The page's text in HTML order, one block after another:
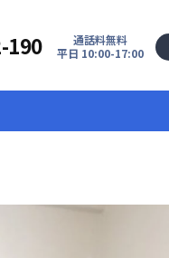
190
通話料無料
平日 10:00-17:00